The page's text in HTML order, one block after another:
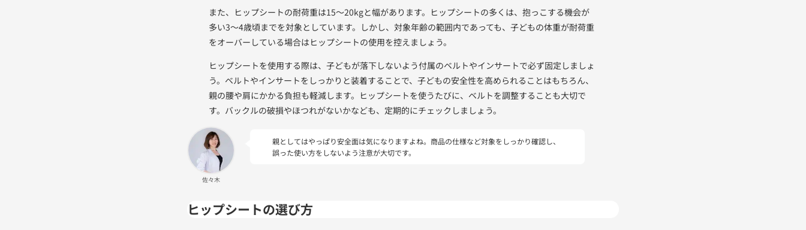
また、ヒップシートの耐荷重は15〜20kgと幅があります。ヒップシートの多くは、抱っこする機会が
多い3〜4歳頃までを対象としています。しかし、対象年齢の範囲内であっても、子どもの体重が耐荷重
をオーバーしている場合はヒップシートの使用を控えましょう。
ヒップシートを使用する際は、子どもが落下しないよう付属のベルトやインサートで必ず固定しましょ
う。ベルトやインサートをしっかりと装着することで、子どもの安全性を高められることはもちろん、
親の腰や肩にかかる負担も軽減します。ヒップシートを使うたびに、ベルトを調整することも大切で
す。バックルの破損やほつれがないかなども、定期的にチェックしましょう。
佐々木
親としてはやっぱり安全面は気になりますよね。商品の仕様など対象をしっかり確認し、
誤った使い方をしないよう注意が大切です。
ヒップシートの選び方